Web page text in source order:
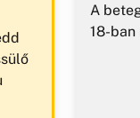
A
18-ban